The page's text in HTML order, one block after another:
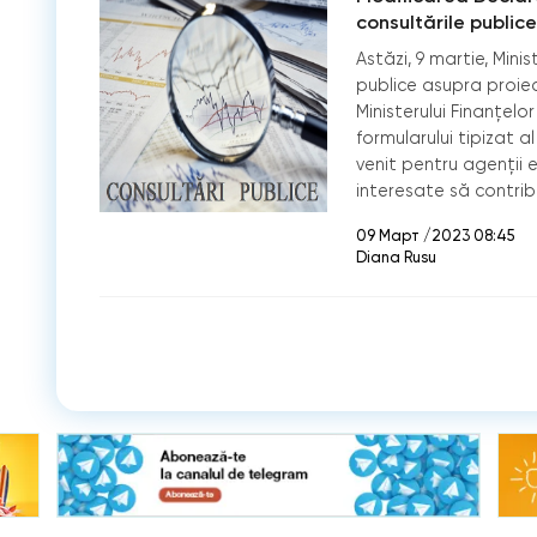
consultările publice
Astăzi, 9 martie,
publice asupra
Ministerului
formularului tipizat
venit pentru agenții
interesate să
09 Март /2023 08:45
Diana Rusu